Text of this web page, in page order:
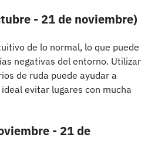
- 21 de noviembre)
de lo normal, lo que puede
negativas del entorno. Utilizar
de ruda puede ayudar a
evitar lugares con mucha
- 21 de